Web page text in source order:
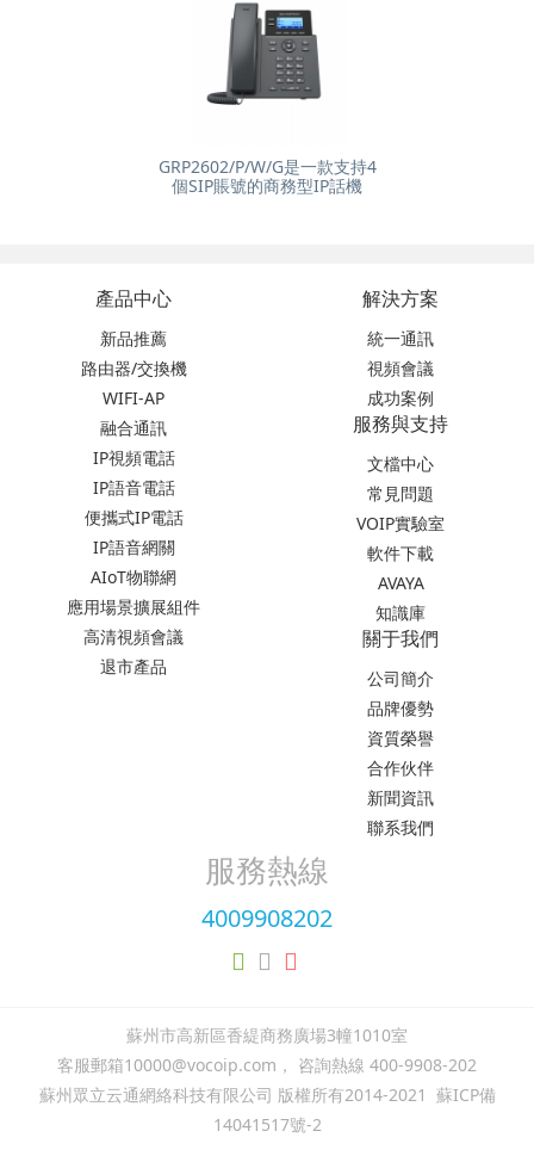
GRP2602/P/W/G是一款支持4
個SIP賬號的商務型IP話機
產品中心
新品推薦
路由器/交換機
WIFI-AP
融合通訊
IP視頻電話
IP語音電話
便攜式IP電話
IP語音網關
AIoT物聯網
應用場景擴展組件
高清視頻會議
退市產品
解決方案
統一通訊
視頻會議
成功案例
服務與支持
文檔中心
常見問題
VOIP實驗室
軟件下載
AVAYA
知識庫
關于我們
公司簡介
品牌優勢
資質榮譽
合作伙伴
新聞資訊
聯系我們
服務熱線
4009908202
蘇州市高新區香緹商務廣場3幢1010室
客服郵箱10000@vocoip.com， 咨詢熱線 400-9908-202
蘇州眾立云通網絡科技有限公司 版權所有2014-2021 蘇ICP備
14041517號-2